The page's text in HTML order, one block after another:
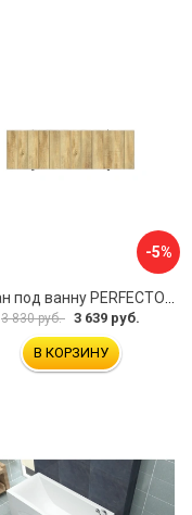
-5%
3 830 руб. 3 639 руб.
В КОРЗИНУ